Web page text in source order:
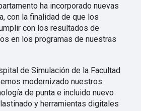
ha incorporado nuevas
con la finalidad de que los
con los resultados de
en los programas de nuestras
de Simulación de la Facultad
modernizado nuestros
de punta e incluido nuevo
y herramientas digitales